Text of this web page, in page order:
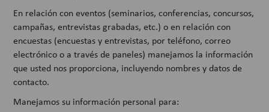
En relación con eventos (seminarios, conferencias, concursos,
campañas, entrevistas grabadas, etc.) o en relación con
encuestas (encuestas y entrevistas, por teléfono, correo
electrónico o a través de paneles) manejamos la información
que usted nos proporciona, incluyendo nombres y datos de
contacto.
Manejamos su información personal para: